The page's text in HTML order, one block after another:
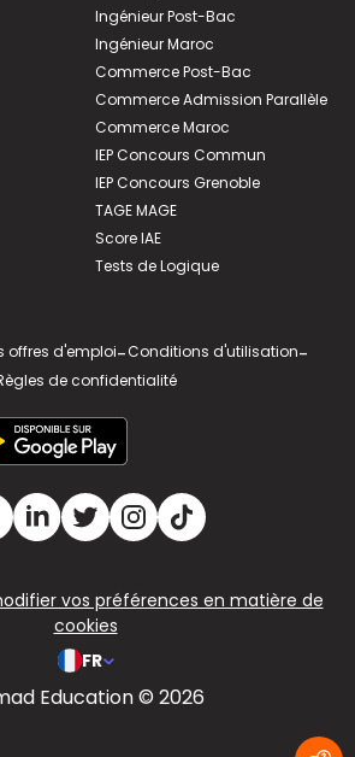
Ingénieur Post-Bac
Ingénieur Maroc
Commerce Post-Bac
Commerce Admission Parallèle
Commerce Maroc
IEP Concours Commun
IEP Concours Grenoble
TAGE MAGE
Score IAE
Tests de Logique
offres d'emploi-Conditions d'utilisation-
de confidentialité
vos préférences en matière de
cookies
FR
Education © 2026